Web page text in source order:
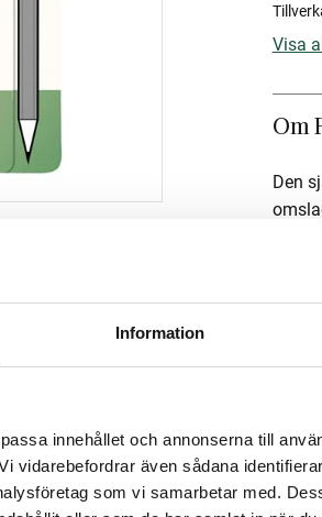
Information
innehållet och annonserna till
vidarebefordrar även sådana
som vi samarbetar med.
Visa
Om
Den